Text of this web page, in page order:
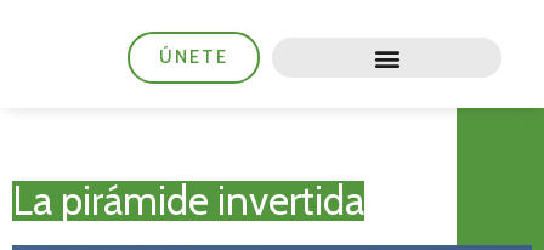
ÚNETE
La pirámide invertida